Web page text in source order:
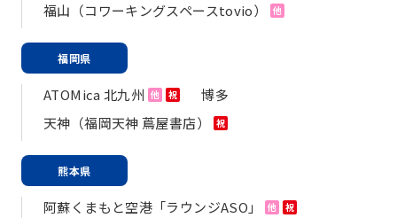
福山（コワーキングスペースtovio） 他
福岡県
ATOMica 北九州 他 祝
博多
天神（福岡天神 蔦屋書店）
祝
熊本県
阿蘇くまもと空港「ラウンジASO」 他 祝